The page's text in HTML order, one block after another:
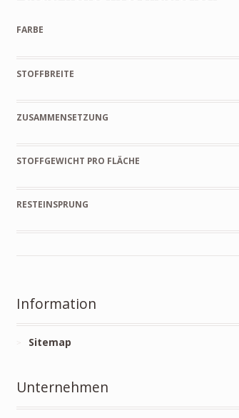
FARBE
STOFFBREITE
ZUSAMMENSETZUNG
STOFFGEWICHT PRO FLÄCHE
RESTEINSPRUNG
Information
Sitemap
Unternehmen